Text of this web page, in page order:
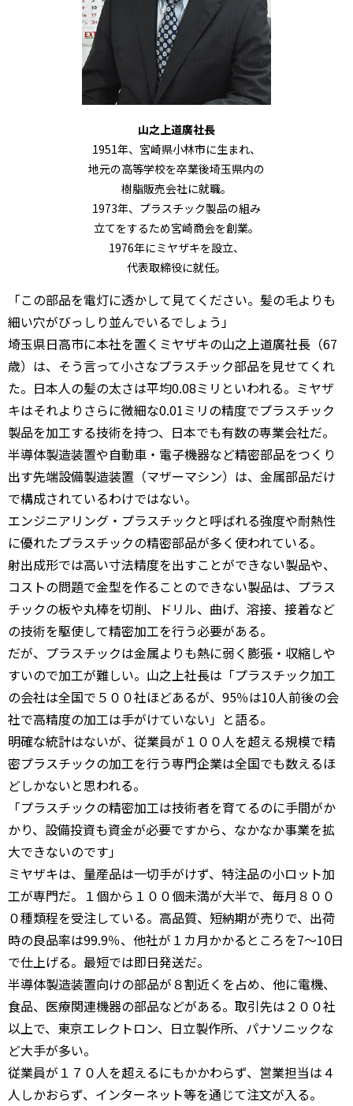
山之上道廣社長
1951年、宮崎県小林市に生まれ、
地元の高等学校を卒業後埼玉県内の
樹脂販売会社に就職。
1973年、プラスチック製品の組み
立てをするため宮崎商会を創業。
1976年にミヤザキを設立、
代表取締役に就任。
「この部品を電灯に透かして見てください。髪の毛よりも
細い穴がびっしり並んでいるでしょう」
埼玉県日高市に本社を置くミヤザキの山之上道廣社長（67
歳）は、そう言って小さなプラスチック部品を見せてくれ
た。日本人の髪の太さは平均0.08ミリといわれる。ミヤザ
キはそれよりさらに微細な0.01ミリの精度でプラスチック
製品を加工する技術を持つ、日本でも有数の専業会社だ。
半導体製造装置や自動車・電子機器など精密部品をつくり
出す先端設備製造装置（マザーマシン）は、金属部品だけ
で構成されているわけではない。
エンジニアリング・プラスチックと呼ばれる強度や耐熱性
に優れたプラスチックの精密部品が多く使われている。
射出成形では高い寸法精度を出すことができない製品や、
コストの問題で金型を作ることのできない製品は、プラス
チックの板や丸棒を切削、ドリル、曲げ、溶接、接着など
の技術を駆使して精密加工を行う必要がある。
だが、プラスチックは金属よりも熱に弱く膨張・収縮しや
すいので加工が難しい。山之上社長は「プラスチック加工
の会社は全国で５００社ほどあるが、95％は10人前後の会
社で高精度の加工は手がけていない」と語る。
明確な統計はないが、従業員が１００人を超える規模で精
密プラスチックの加工を行う専門企業は全国でも数えるほ
どしかないと思われる。
「プラスチックの精密加工は技術者を育てるのに手間がか
かり、設備投資も資金が必要ですから、なかなか事業を拡
大できないのです」
ミヤザキは、量産品は一切手がけず、特注品の小ロット加
工が専門だ。１個から１００個未満が大半で、毎月８００
０種類程を受注している。高品質、短納期が売りで、出荷
時の良品率は99.9％、他社が１カ月かかるところを7～10日
で仕上げる。最短では即日発送だ。
半導体製造装置向けの部品が８割近くを占め、他に電機、
食品、医療関連機器の部品などがある。取引先は２００社
以上で、東京エレクトロン、日立製作所、パナソニックな
ど大手が多い。
従業員が１７０人を超えるにもかかわらず、営業担当は４
人しかおらず、インターネット等を通じて注文が入る。